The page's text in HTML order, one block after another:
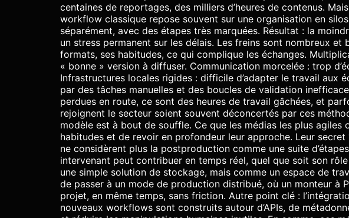
centaines de reportages, des milliers d’heures de contenus.
workflow classique repose souvent sur une organisation en
séparément, avec des étapes très marquées. Résultat : la
un stress permanent sur les délais. Les freins sont nombreux
formats, ses habitudes, ce qui complique les échanges.
« bonne » version à diffuser. Communication morcelée : trop
Infrastructures locales rigides : difficile d’adapter le travail aux
par des tâches manuelles et des boucles de validation
perdues en route, ce sont des heures de travail gâchées, et
rejoignent le secteur soient souvent déconcertés par ces
modèle est à bout de souffle. Ce que les médias les plus
habitudes et de revoir en profondeur leur approche. Leur
ne considèrent plus la postproduction comme une suite
intervenant peut contribuer en temps réel, quel que soit son
une simple solution de stockage, mais comme un espace de
de passer à un mode de production distribué, où un monteur à
projet, en même temps, sans friction. Autre point clé :
nouveaux workflows sont construits autour d’APIs, de